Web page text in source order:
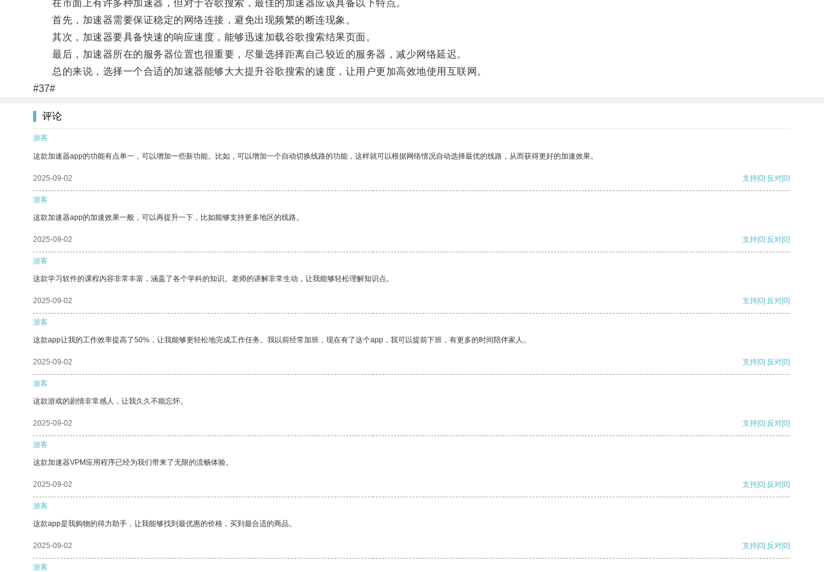
在市面上有许多种加速器，但对于谷歌搜索，最佳的加速器应该具备以下特点。
首先，加速器需要保证稳定的网络连接，避免出现频繁的断连现象。
其次，加速器要具备快速的响应速度，能够迅速加载谷歌搜索结果页面。
最后，加速器所在的服务器位置也很重要，尽量选择距离自己较近的服务器，减少网络延迟。
总的来说，选择一个合适的加速器能够大大提升谷歌搜索的速度，让用户更加高效地使用互联网。
#37#
评论
游客
这款加速器app的功能有点单一，可以增加一些新功能。比如，可以增加一个自动切换线路的功能，这样就可以根据网络情况自动选择最优的线路，从而获得更好的加速效果。
2025-09-02 支持[0] 反对[0]
游客
这款加速器app的加速效果一般，可以再提升一下，比如能够支持更多地区的线路。
2025-09-02 支持[0] 反对[0]
游客
这款学习软件的课程内容非常丰富，涵盖了各个学科的知识。老师的讲解非常生动，让我能够轻松理解知识点。
2025-09-02 支持[0] 反对[0]
游客
这款app让我的工作效率提高了50%，让我能够更轻松地完成工作任务。我以前经常加班，现在有了这个app，我可以提前下班，有更多的时间陪伴家人。
2025-09-02 支持[0] 反对[0]
游客
这款游戏的剧情非常感人，让我久久不能忘怀。
2025-09-02 支持[0] 反对[0]
游客
这款加速器VPM应用程序已经为我们带来了无限的流畅体验。
2025-09-02 支持[0] 反对[0]
游客
这款app是我购物的得力助手，让我能够找到最优惠的价格，买到最合适的商品。
2025-09-02 支持[0] 反对[0]
游客